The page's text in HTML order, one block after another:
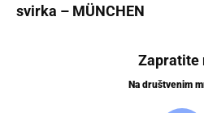
svirka – MÜNCHEN
Zapratite
Na društvenim